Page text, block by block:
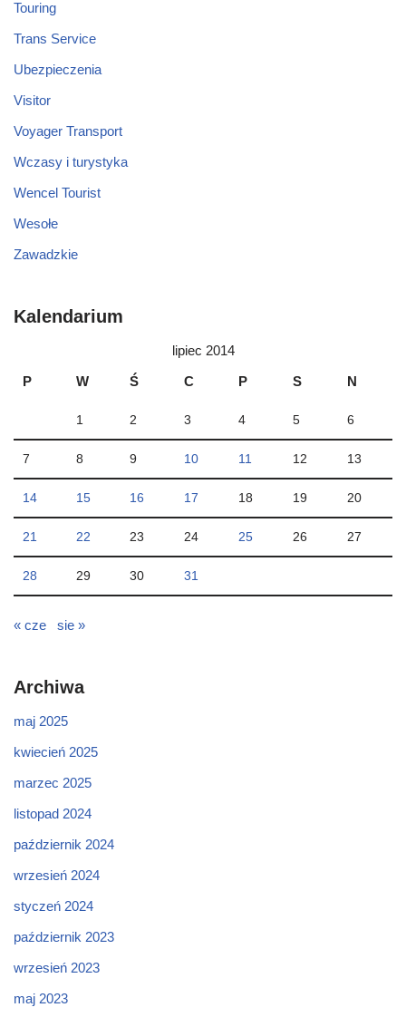
Touring
Trans Service
Ubezpieczenia
Visitor
Voyager Transport
Wczasy i turystyka
Wencel Tourist
Wesołe
Zawadzkie
Kalendarium
lipiec 2014
P
W Ś C P S N
1 2 3 4 5 6
7 8 9 10 11 12 13
14 15 16 17 18 19 20
21 22 23 24 25 26 27
28 29 30 31
« cze sie »
Archiwa
maj 2025
kwiecień 2025
marzec 2025
listopad 2024
październik 2024
wrzesień 2024
styczeń 2024
październik 2023
wrzesień 2023
maj 2023